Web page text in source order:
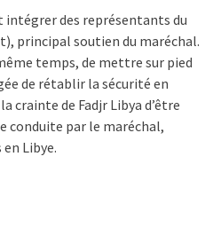
intégrer des représentants du
principal soutien du maréchal.
temps, de mettre sur pied
de rétablir la sécurité en
crainte de Fadjr Libya d’être
conduite par le maréchal,
Libye.